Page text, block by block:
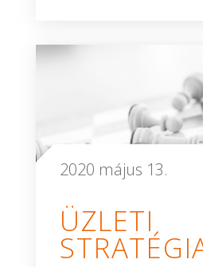
2020 május 13.
ÜZLETI